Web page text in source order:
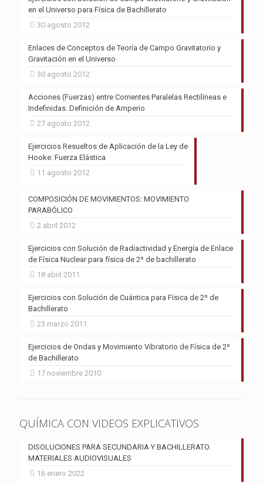
en el Universo para Física de Bachillerato
30 agosto 2012
Enlaces de Conceptos de Teoría de Campo Gravitatorio y
Gravitación en el Universo
30 agosto 2012
Acciones (Fuerzas) entre Corrientes Paralelas Rectilíneas e
Indefinidas. Definición de Amperio
27 agosto 2012
Ejercicios Resueltos de Aplicación de la Ley de
Hooke: Fuerza Elástica
11 agosto 2012
COMPOSICIÓN DE MOVIMIENTOS: MOVIMIENTO
PARABÓLICO
2 abril 2012
Ejercicios con Solución de Radiactividad y Energía de Enlace
de Física Nuclear para física de 2º de bachillerato
18 abril 2011
Ejercicios con Solución de Cuántica para Física de 2º de
Bachillerato
23 marzo 2011
Ejercicios de Ondas y Movimiento Vibratorio de Física de 2º
de Bachillerato
17 noviembre 2010
QUÍMICA CON VIDEOS EXPLICATIVOS
DISOLUCIONES PARA SECUNDARIA Y BACHILLERATO.
MATERIALES AUDIOVISUALES
16 enero 2022